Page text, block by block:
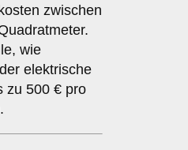
zwischen
wie
elektrische
zu 500 € pro